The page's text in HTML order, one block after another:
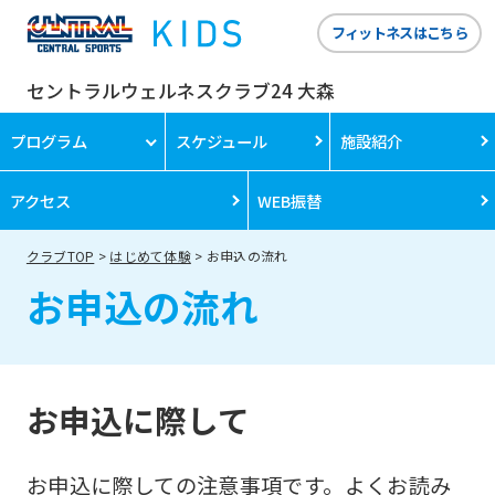
セントラルウェルネスクラブ24 大森
フィットネスはこちら
プログラム スケジュール 施設紹介
アクセス WEB振替
クラブTOP はじめて体験 お申込の流れ
お申込の流れ
お申込に際して
お申込に際しての注意事項です。よくお読み